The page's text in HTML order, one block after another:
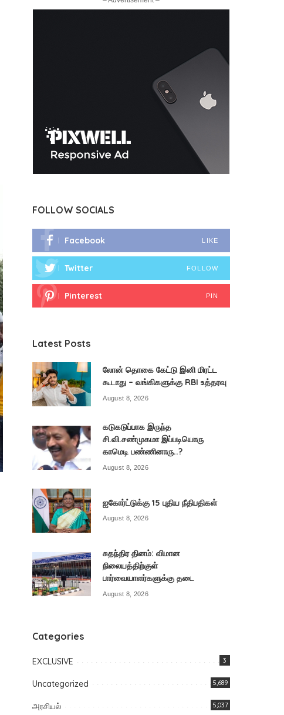
FOLLOW SOCIALS
Facebook LIKE
Twitter FOLLOW
Pinterest PIN
Latest Posts
லோன் தொகை கேட்டு இனி மிரட்ட
கூடாது – வங்கிகளுக்கு RBI உத்தரவு
August 8, 2026
கடுகடுப்பாக இருந்த
சி.வி.சண்முகமா இப்படியொரு
காமெடி பண்ணினாரு..?
August 8, 2026
ஐகோர்ட்டுக்கு 15 புதிய நீதிபதிகள்
August 8, 2026
சுதந்திர தினம்: விமான
நிலையத்திற்குள்
பார்வையாளர்களுக்கு தடை
August 8, 2026
Categories
EXCLUSIVE 3
Uncategorized 5,689
அரசியல் 5,037